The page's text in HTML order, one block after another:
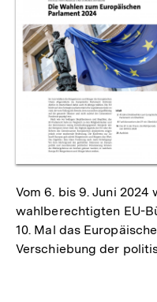
Vom 6. bis 9. Juni
wahlberechtigten EU-
10. Mal das
Verschiebung der